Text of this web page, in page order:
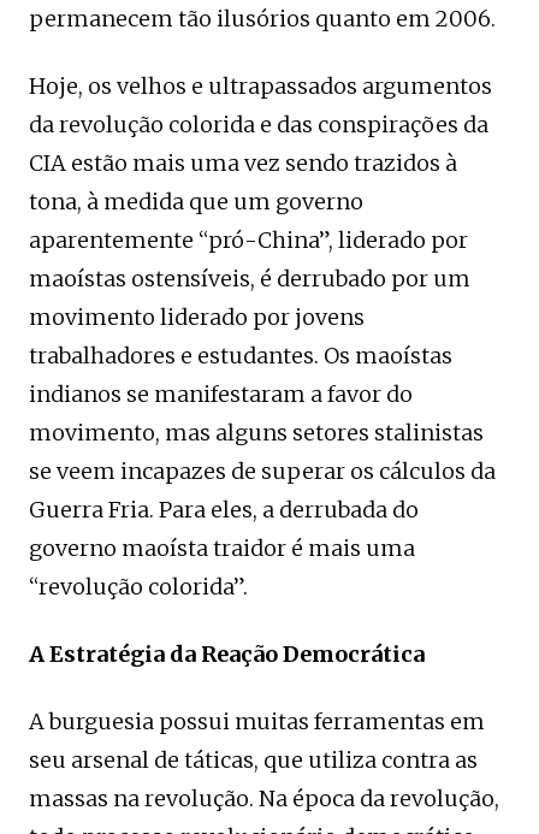
permanecem tão ilusórios quanto em 2006.
Hoje, os velhos e ultrapassados ​​argumentos
da revolução colorida e das conspirações da
CIA estão mais uma vez sendo trazidos à
tona, à medida que um governo
aparentemente “pró-China”, liderado por
maoístas ostensíveis, é derrubado por um
movimento liderado por jovens
trabalhadores e estudantes. Os maoístas
indianos se manifestaram a favor do
movimento, mas alguns setores stalinistas
se veem incapazes de superar os cálculos da
Guerra Fria. Para eles, a derrubada do
governo maoísta traidor é mais uma
“revolução colorida”.
A Estratégia da Reação Democrática
A burguesia possui muitas ferramentas em
seu arsenal de táticas, que utiliza contra as
massas na revolução. Na época da revolução,